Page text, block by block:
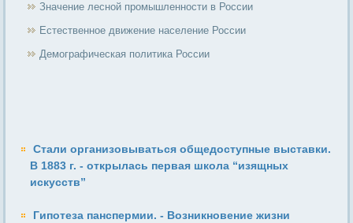
Значение лесной промышленности в России
Естественное движение население России
Демографическая политика России
Стали организовываться общедоступные выставки.
В 1883 г. - открылась первая школа “изящных
искусств”
Гипотеза панспермии. - Возникновение жизни